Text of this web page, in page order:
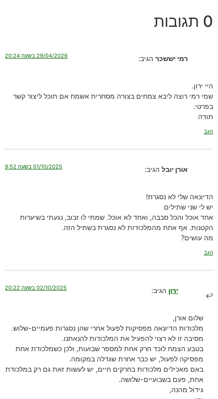
0 תגובות
רמי יששכר הגיב: 29/04/2026 בשעה 20:24
היי ירון.
שמי רמי רוצה ליבא צמחים בצורה מסחרית אשמח אם תוכל ליצור קשר
בפרטי.
תודה
הגב
אורן יובל הגיב: 01/10/2025 בשעה 9:52
הדיונאה שלי לא נסגרת!
יש לי שני שתילים
אחד אוכל והכל סבבה, ואחד לא אוכל. שמתי לו זבוב, נגעתי בשיערות
הקטנות. אף אחת מהמלכודות לא נסגרת בשתיל הזה.
מה עושים?
הגב
ירון הגיב: 02/10/2025 בשעה 20:22
שלום אורן,
מלכודות הדיונאה מפסיקות לפעול אחרי שהן נסגרות פעמיים-שלוש.
מסיבה זו לא רצוי להפעיל את המלכודות להנאתנו.
בטבע הצמח לוכד חרק אחת למספר שבועות, ולכן כשמלכודת אחת
מפסיקה לפעול, יש כבר אחרת שגדלה במקומה.
באם מאכילים מלכודות בחרקים חיים, יש לעשות זאת גם רק במלכודת
אחת, פעם בשבועיים-שלושה.
גידול מהנה,